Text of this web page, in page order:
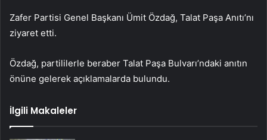
Zafer Partisi Genel Başkanı Ümit Özdağ, Talat Paşa Anıtı’nı
ziyaret etti.
Özdağ, partililerle beraber Talat Paşa Bulvarı’ndaki anıtın
önüne gelerek açıklamalarda bulundu.
İlgili Makaleler